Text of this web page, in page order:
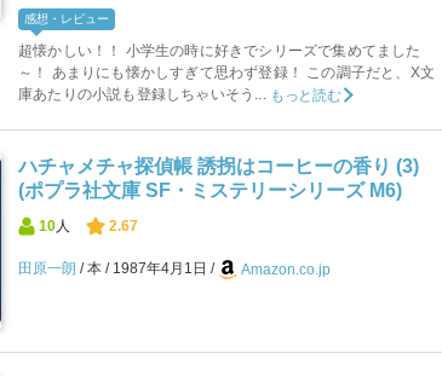
感想・レビュー
超懐かしい！！ 小学生の時に好きでシリーズで集めてました
～！ あまりにも懐かしすぎて思わず登録！ この調子だと、X文
庫あたりの小説も登録しちゃいそう... もっと読む
ハチャメチャ探偵帳 誘拐はコーヒーの香り (3)
(ポプラ社文庫 SF・ミステリーシリーズ M6)
10 人 2.67
田原一朗 本 1987年4月1日 Amazon.co.jp